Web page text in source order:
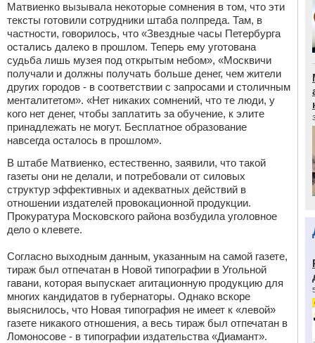
Матвиенко вызывала некоторые сомнения в том, что эти
тексты готовили сотрудники штаба полпреда. Там, в
частности, говорилось, что «Звездные часы Петербурга
остались далеко в прошлом. Теперь ему уготована
судьба лишь музея под открытым небом», «Москвичи
получали и должны получать больше денег, чем жители
других городов - в соответствии с запросами и столичным
менталитетом». «Нет никаких сомнений, что те люди, у
кого нет денег, чтобы заплатить за обучение, к элите
принадлежать не могут. Бесплатное образование
навсегда осталось в прошлом».
В штабе Матвиенко, естественно, заявили, что такой
газеты они не делали, и потребовали от силовых
структур эффективных и адекватных действий в
отношении издателей провокационной продукции.
Прокуратура Московского района возбудила уголовное
дело о клевете.
Согласно выходным данным, указанным на самой газете,
тираж был отпечатан в Новой типографии в Угольной
гавани, которая выпускает агитационную продукцию для
многих кандидатов в губернаторы. Однако вскоре
выяснилось, что Новая типография не имеет к «левой»
газете никакого отношения, а весь тираж был отпечатан в
Ломоносове - в типографии издательства «Диамант».